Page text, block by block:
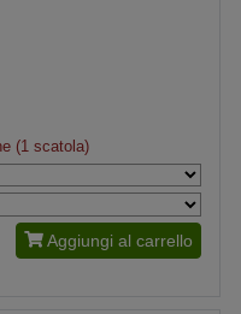
(1 scatola)
Aggiungi al carrello